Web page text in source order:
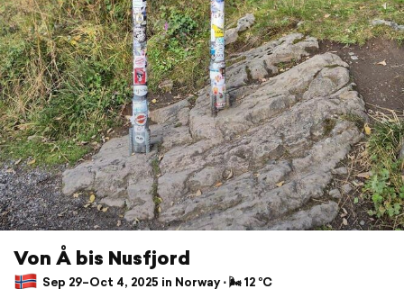
Von Å bis Nusfjord
Sep 29–Oct 4, 2025 in Norway ⋅ 🌬 12 °C